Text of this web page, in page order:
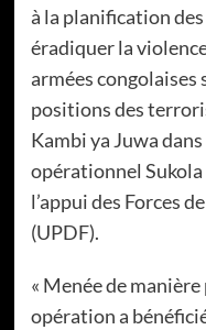
à la planification
éradiquer la
armées congolaises
positions des
Kambi ya Juwa
opérationnel
l’appui des Forces
(UPDF).
« Menée de
opération a